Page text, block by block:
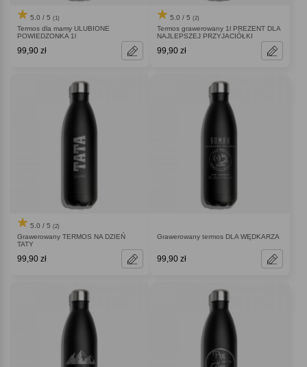
5.0 / 5 (1)
Termos dla mamy ULUBIONE
POWIEDZONKA 1l
99,90 zł
5.0 / 5 (2)
Termos grawerowany 1l PREZENT DLA
NAJLEPSZEJ PRZYJACIÓŁKI
99,90 zł
5.0 / 5 (2)
Grawerowany TERMOS NA DZIEŃ
TATY
99,90 zł
Grawerowany termos DLA WĘDKARZA
99,90 zł